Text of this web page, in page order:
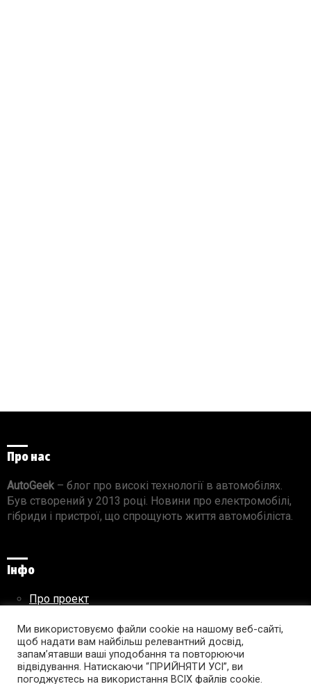
Про нас
AutoGeek– блог про високі технології в автомобілях.
Був створений у 2013 році. Новини про електромобілі,
гібриди і пристрої, що спрощують життя автомобіліста.
Інфо
Про проект
Правила використання матеріалів
Ми використовуємо файли cookie на нашому веб-сайті,
щоб надати вам найбільш релевантний досвід,
запам’ятавши ваші уподобання та повторюючи
відвідування. Натискаючи “ПРИЙНЯТИ УСІ”, ви
погоджуєтесь на використання ВСІХ файлів cookie.